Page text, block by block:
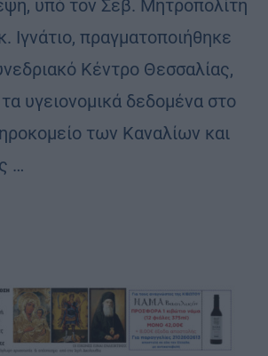
υπό τον Σεβ. Μητροπολίτη
Ιγνάτιο, πραγματοποιήθηκε
Κέντρο Θεσσαλίας,
υγειονομικά δεδομένα στο
των Καναλίων και
…